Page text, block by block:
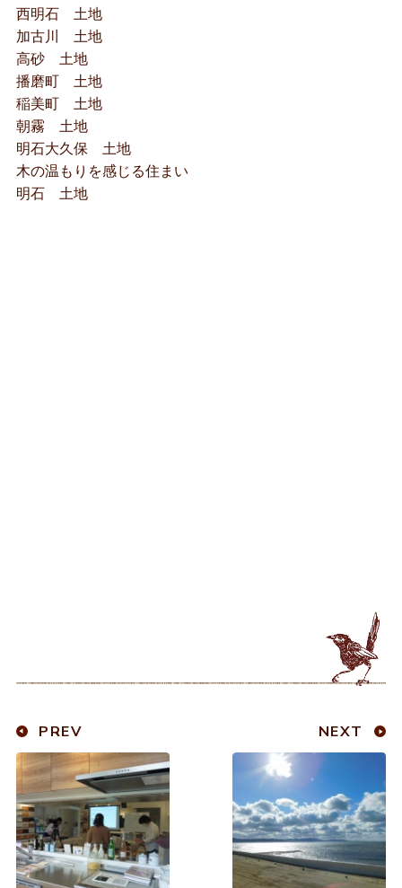
西明石 土地
加古川 土地
高砂 土地
播磨町 土地
稲美町 土地
朝霧 土地
明石大久保 土地
木の温もりを感じる住まい
明石 土地
PREV NEXT